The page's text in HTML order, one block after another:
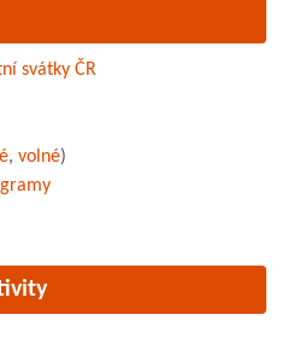
svátky ČR
, volné)